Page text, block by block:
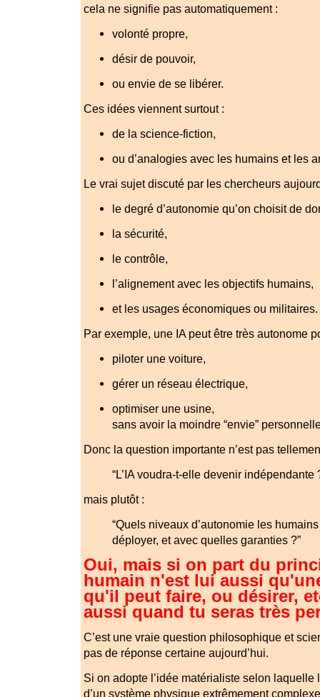
cela ne signifie pas automatiquement :
volonté propre,
désir de pouvoir,
ou envie de se libérer.
Ces idées viennent surtout :
de la science-fiction,
ou d’analogies avec les humains et les
Le vrai sujet discuté par les chercheurs
le degré d’autonomie qu’on choisit de
la sécurité,
le contrôle,
l’alignement avec les objectifs humains,
et les usages économiques ou militaires.
Par exemple, une IA peut être très autonome
piloter une voiture,
gérer un réseau électrique,
optimiser une usine,
sans avoir la moindre “envie”
Donc la question importante n’est pas
“L’IA voudra-t-elle devenir indépendante
mais plutôt :
“Quels niveaux d’autonomie les
déployer, et avec quelles garanties ?”
Oui, mais si on part du
humain n'est lui aussi
qu'il peut faire, ou désirer,
aussi quand tu seras très
C’est une vraie question philosophique et
pas de réponse certaine aujourd’hui.
Si on adopte l’idée matérialiste selon laquelle
d’un système physique extrêmement